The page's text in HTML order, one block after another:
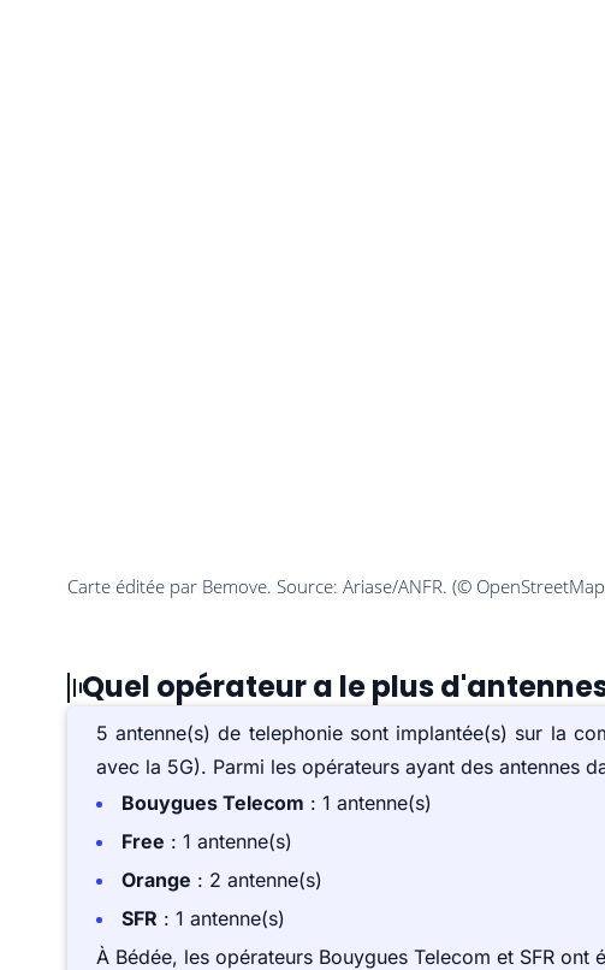
Quel opérateur a le plus
5 antenne(s) de telephonie sont implantée(s) sur la
avec la 5G). Parmi les opérateurs ayant des antennes
Bouygues Telecom : 1 antenne(s)
Free : 1 antenne(s)
Orange : 2 antenne(s)
SFR : 1 antenne(s)
À Bédée, les opérateurs Bouygues Telecom et SFR